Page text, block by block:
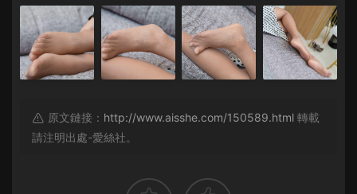
原文鏈接： http://www.aisshe.com/150589.html 轉載
請注明出處-愛絲社。